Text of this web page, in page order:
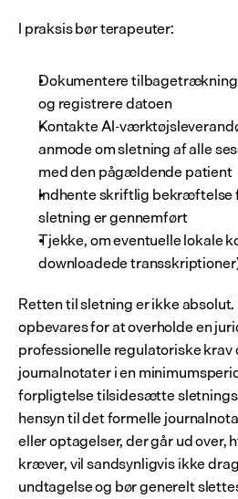
I praksis bør terapeuter:
Dokumentere
og registrere datoen
Kontakte AI-
anmode om sletning af alle
med den pågældende patient
Indhente skriftlig bekræftelse
sletning er gennemført
Tjekke, om eventuelle lokale
downloadede
Retten til sletning er ikke
opbevares for at overholde en
professionelle regulatoriske
journalnotater i en
forpligtelse tilsidesætte
hensyn til det formelle
eller optagelser, der går ud over,
kræver, vil sandsynligvis ikke
undtagelse og bør generelt